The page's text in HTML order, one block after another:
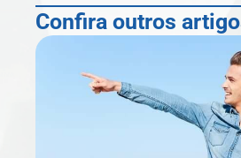
Confira outros